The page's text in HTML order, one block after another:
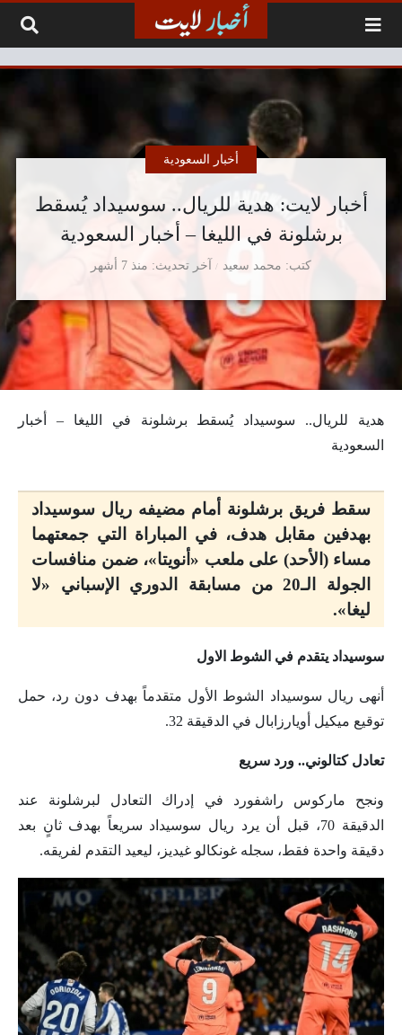
أخبار لايت: هدية للريال.. سوسيداد يُسقط
برشلونة في الليغا – أخبار السعودية
كتب محمد سعيد
أخبار السعودية
آخر تحديث منذ 7 أشهر
هدية للريال.. سوسيداد يُسقط برشلونة في الليغا – أخبار
السعودية
سقط فريق برشلونة أمام مضيفه ريال سوسيداد
بهدفين مقابل هدف، في المباراة التي جمعتهما
مساء (الأحد) على ملعب «أنويتا»، ضمن منافسات
الجولة الـ20 من مسابقة الدوري الإسباني «لا
ليغا».
سوسيداد يتقدم في الشوط الاول
أنهى ريال سوسيداد الشوط الأول متقدماً بهدف دون رد، حمل
توقيع ميكيل أويارزابال في الدقيقة 32.
تعادل كتالوني.. ورد سريع
ونجح ماركوس راشفورد في إدراك التعادل لبرشلونة عند
الدقيقة 70، قبل أن يرد ريال سوسيداد سريعاً بهدف ثانٍ بعد
دقيقة واحدة فقط، سجله غونكالو غيديز، ليعيد التقدم لفريقه.